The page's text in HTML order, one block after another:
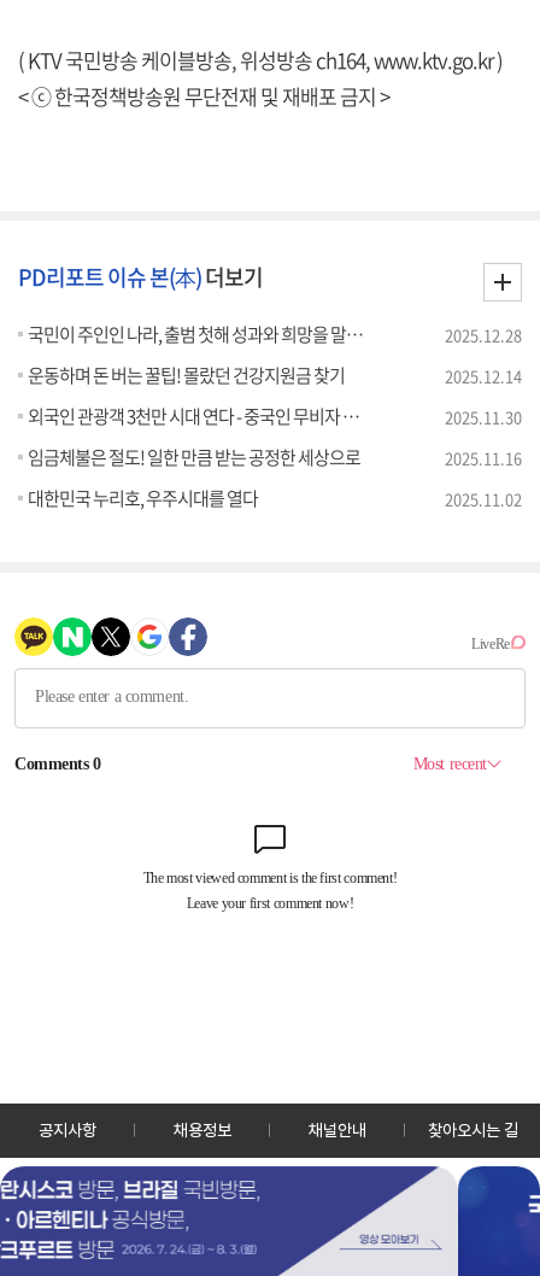
( KTV 국민방송 케이블방송, 위성방송 ch164,www.ktv.go.kr)
< ⓒ 한국정책방송원 무단전재 및 재배포 금지 >
PD리포트 이슈 본(本)더보기
국민이 주인인 나라, 출범 첫해 성과와 희망을 말하다 2025.12.28
운동하며 돈 버는 꿀팁! 몰랐던 건강지원금 찾기 2025.12.14
외국인 관광객 3천만 시대 연다 - 중국인 무비자 관광 시행 효과는? 2025.11.30
임금체불은 절도! 일한 만큼 받는 공정한 세상으로 2025.11.16
대한민국 누리호, 우주시대를 열다 2025.11.02
공지사항 채용정보 채널안내 찾아오시는 길
30128 세종특별자치시 정부2청사로 13 한국정책방송원 KTV
Copyrightⓒ KTV 국민방송 All Rights Reserved.
앱 다운로드